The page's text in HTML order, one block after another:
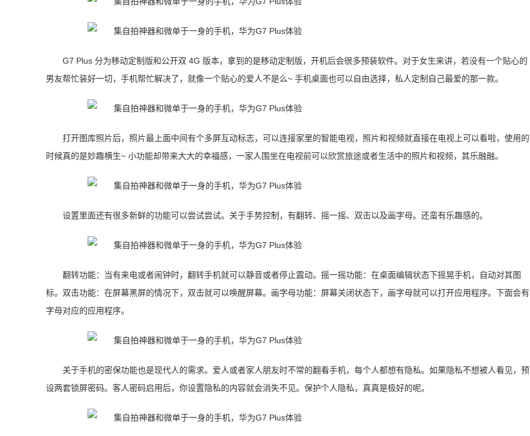
G7 Plus 分为移动定制版和公开双 4G 版本，拿到的是移动定制版，开机后会很多预装软件。对于女生来讲，若没有一个贴心的
男友帮忙装好一切，手机帮忙解决了，就像一个贴心的爱人不是么~ 手机桌面也可以自由选择，私人定制自己最爱的那一款。
打开图库照片后，照片最上面中间有个多屏互动标志，可以连接家里的智能电视，照片和视频就直接在电视上可以看啦，使用的
时候真的是妙趣横生~ 小功能却带来大大的幸福感，一家人围坐在电视前可以欣赏旅途或者生活中的照片和视频，其乐融融。
设置里面还有很多新鲜的功能可以尝试尝试。关于手势控制，有翻转、摇一摇、双击以及画字母。还蛮有乐趣感的。
翻转功能：当有来电或者闹钟时，翻转手机就可以静音或者停止震动。摇一摇功能：在桌面编辑状态下摇晃手机，自动对其图
标。双击功能：在屏幕黑屏的情况下，双击就可以唤醒屏幕。画字母功能：屏幕关闭状态下，画字母就可以打开应用程序。下面会有
字母对应的应用程序。
关于手机的密保功能也是现代人的需求。爱人或者家人朋友时不常的翻看手机，每个人都想有隐私。如果隐私不想被人看见，预
设两套锁屏密码。客人密码启用后，你设置隐私的内容就会消失不见。保护个人隐私，真真是极好的呢。